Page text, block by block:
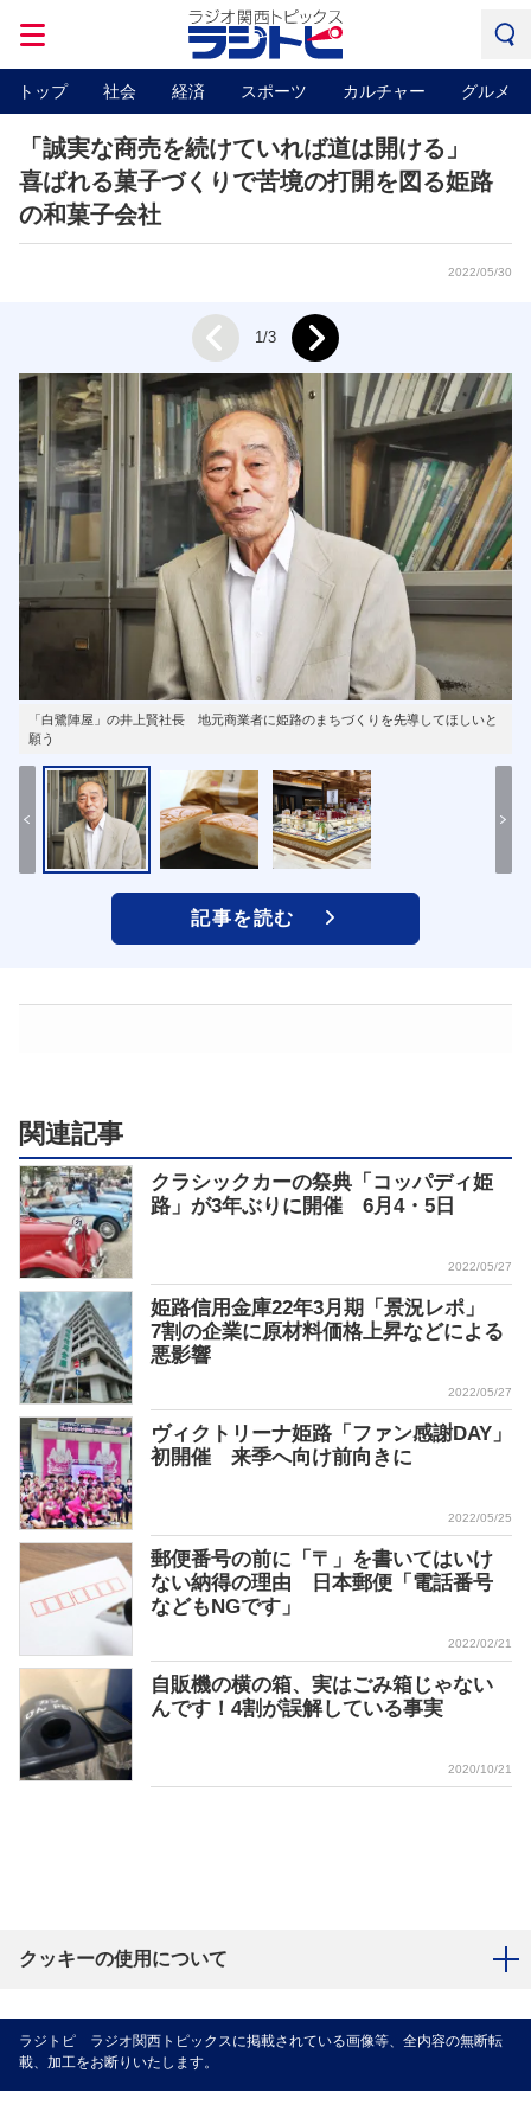
トップ 社会 経済 スポーツ カルチャー グルメ
「誠実な商売を続けていれば道は開ける」
喜ばれる菓子づくりで苦境の打開を図る姫路
の和菓子会社
2022/05/30
「白鷺陣屋」の井上賢社長 地元商業者に姫路のまちづくりを先導してほしいと
願う
Prev 1/3 Next
記事を読む
関連記事
クラシックカーの祭典「コッパディ姫
路」が3年ぶりに開催 6月4・5日
2022/05/27
姫路信用金庫22年3月期「景況レポ」
7割の企業に原材料価格上昇などによる
悪影響
2022/05/27
ヴィクトリーナ姫路「ファン感謝DAY」
初開催 来季へ向け前向きに
2022/05/25
郵便番号の前に「〒」を書いてはいけ
ない納得の理由 日本郵便「電話番号
などもNGです」
2022/02/21
自販機の横の箱、実はごみ箱じゃない
んです！4割が誤解している事実
2020/10/21
クッキーの使用について
ラジトピ ラジオ関西トピックスに掲載されている画像等、全内容の無断転
載、加工をお断りいたします。